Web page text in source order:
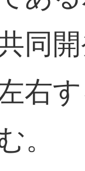
同
右
。